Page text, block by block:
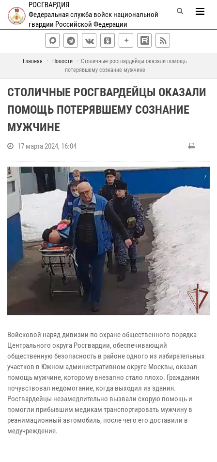
РОСГВАРДИЯ
Федеральная служба войск национальной
гвардии Российской Федерации
Главная Новости
Столичные росгвардейцы оказали помощь
потерявшему сознание мужчине
СТОЛИЧНЫЕ РОСГВАРДЕЙЦЫ ОКАЗАЛИ
ПОМОЩЬ ПОТЕРЯВШЕМУ СОЗНАНИЕ
МУЖЧИНЕ
17 марта 2024, 16:04
Войсковой наряд дивизии по охране общественного порядка
Центрального округа Росгвардии, обеспечивающий
общественную безопасность в районе одного из избирательных
участков в Южном административном округе Москвы, оказал
помощь мужчине, которому внезапно стало плохо. Гражданин
почувствовал недомогание, когда выходил из здания.
Росгвардейцы незамедлительно вызвали скорую помощь и
помогли прибывшим медикам транспортировать мужчину в
реанимационный автомобиль, после чего его доставили в
медучреждение.